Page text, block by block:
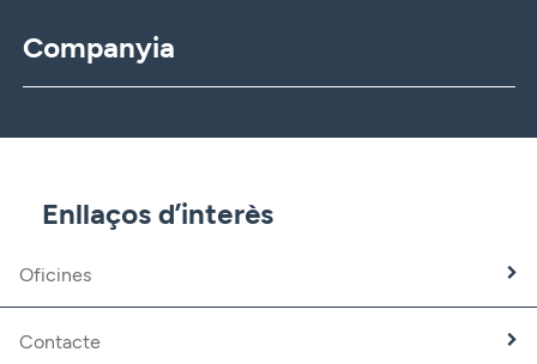
Companyia
CBNK Gestió d’Actius
Banca Partner
Treballa amb nosaltres
Fundació CBNK
Enllaços d’interès
Oficines
Contacte